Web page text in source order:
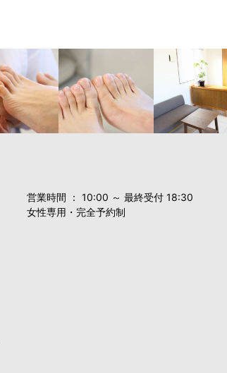
営業時間 ： 10:00 ～ 最終受付 18:30
女性専用・完全予約制